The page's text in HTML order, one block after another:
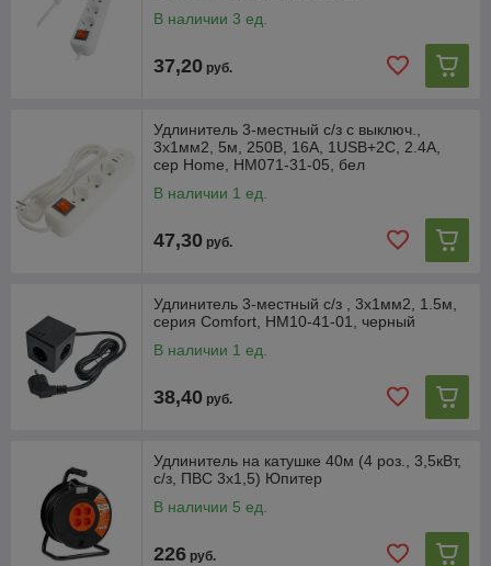
В наличии 3 ед.
37,20 руб.
Удлинитель 3-местный с/з с выключ.,
3x1мм2, 5м, 250В, 16А, 1USB+2C, 2.4A,
сер Home, HM071-31-05, бел
В наличии 1 ед.
47,30 руб.
Удлинитель 3-местный c/з , 3x1мм2, 1.5м,
серия Comfort, HM10-41-01, черный
В наличии 1 ед.
38,40 руб.
Удлинитель на катушке 40м (4 роз., 3,5кВт,
с/з, ПВС 3х1,5) Юпитер
В наличии 5 ед.
226 руб.